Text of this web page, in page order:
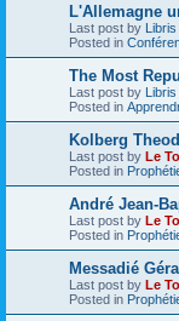
L'Allemagne
Last post by Libris
Posted in
The Most
Last post by Libris
Posted in
Kolberg
Last post by Le
Posted in
André Jean-
Last post by Le
Posted in
Messadié
Last post by Le
Posted in